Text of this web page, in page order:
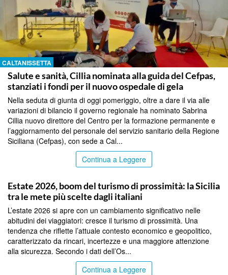
CALTANISSETTA
Salute e sanità, Cillia nominata alla guida del Cefpas,
stanziati i fondi per il nuovo ospedale di gela
Nella seduta di giunta di oggi pomeriggio, oltre a dare il via alle
variazioni di bilancio il governo regionale ha nominato Sabrina
Cillia nuovo direttore del Centro per la formazione permanente e
l’aggiornamento del personale del servizio sanitario della Regione
Siciliana (Cefpas), con sede a Cal...
Continua a Leggere
Estate 2026, boom del turismo di prossimità: la Sicilia
tra le mete più scelte dagli italiani
L’estate 2026 si apre con un cambiamento significativo nelle
abitudini dei viaggiatori: cresce il turismo di prossimità. Una
tendenza che riflette l’attuale contesto economico e geopolitico,
caratterizzato da rincari, incertezze e una maggiore attenzione
alla sicurezza. Secondo i dati dell’Os...
Continua a Leggere